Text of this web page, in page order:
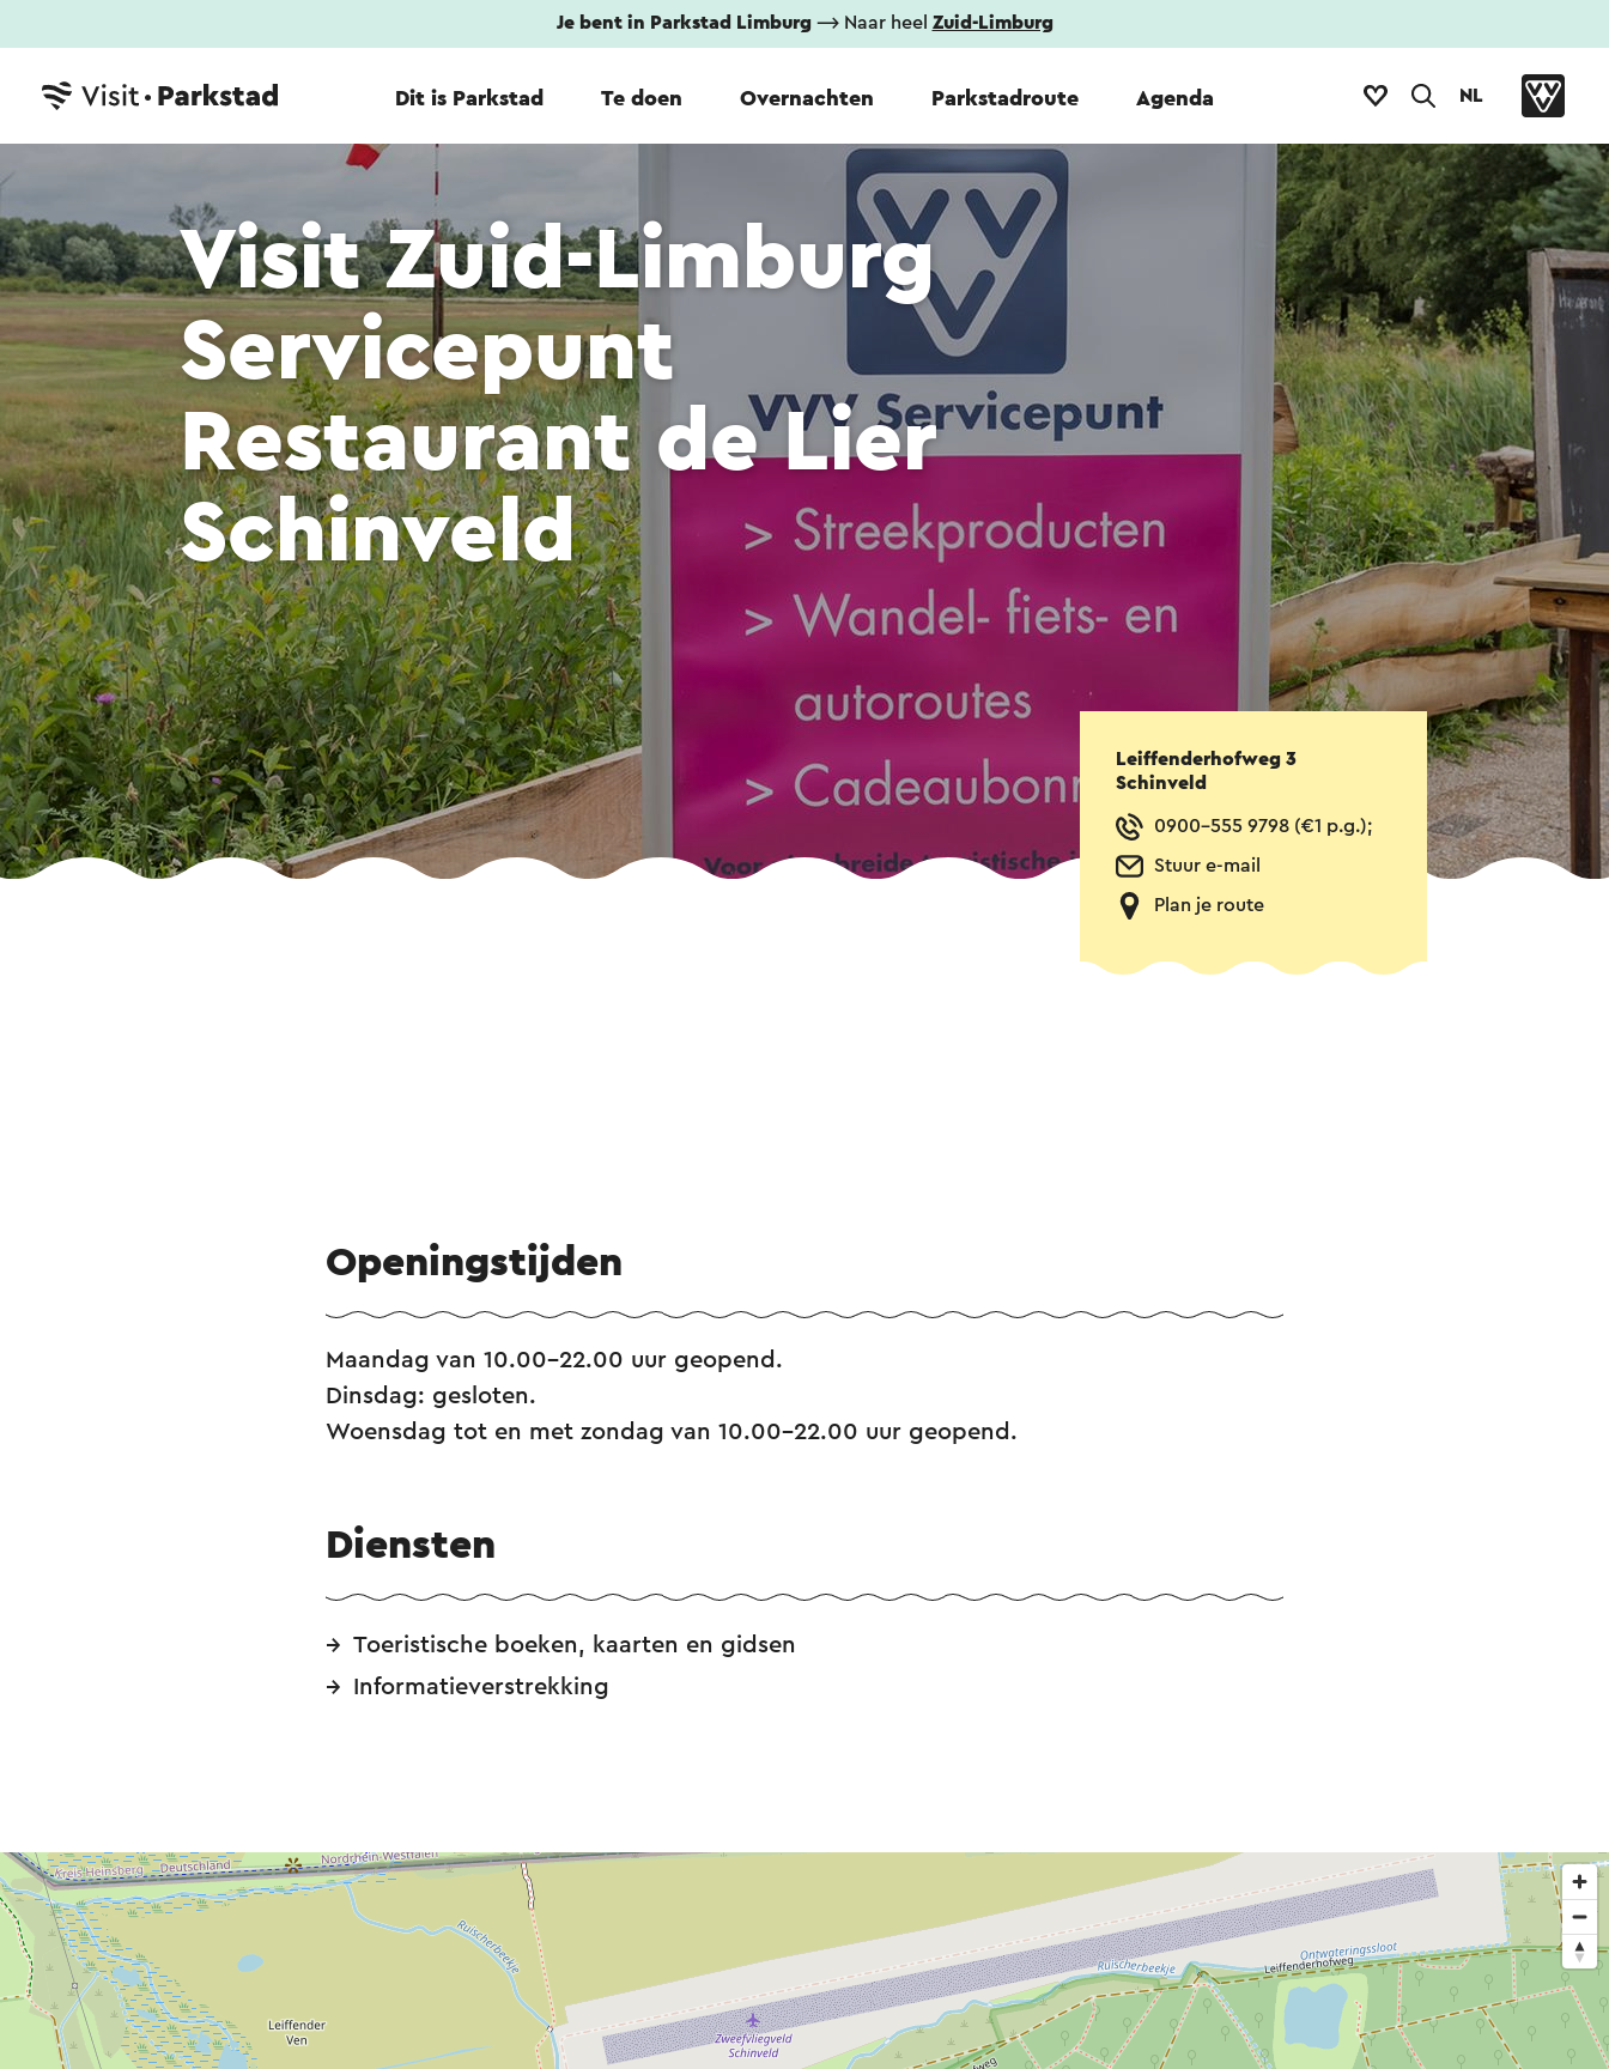
Je bent in Parkstad Limburg⟶ Naar heel Zuid-Limburg
Dit is Parkstad Te doen Overnachten Parkstadroute Agenda NL
Visit Zuid-Limburg
Servicepunt
Restaurant de Lier
Schinveld
Leiffenderhofweg 3
Schinveld
0900-555 9798 (€1 p.g.);
Stuur e-mail
Plan je route
Openingstijden
Maandag van 10.00-22.00 uur geopend.
Dinsdag: gesloten.
Woensdag tot en met zondag van 10.00-22.00 uur geopend.
Diensten
Toeristische boeken, kaarten en gidsen
Informatieverstrekking